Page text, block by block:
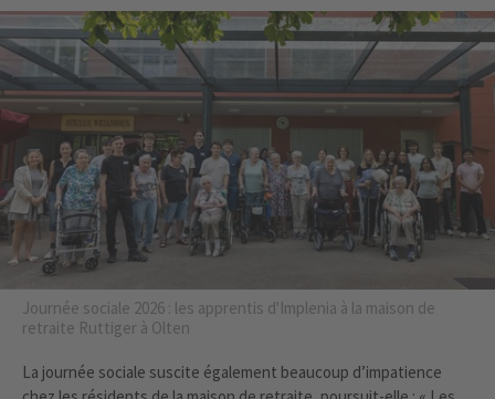
Journée sociale 2026 : les apprentis d'Implenia à la maison de
retraite Ruttiger à Olten
La journée sociale suscite également beaucoup d’impatience